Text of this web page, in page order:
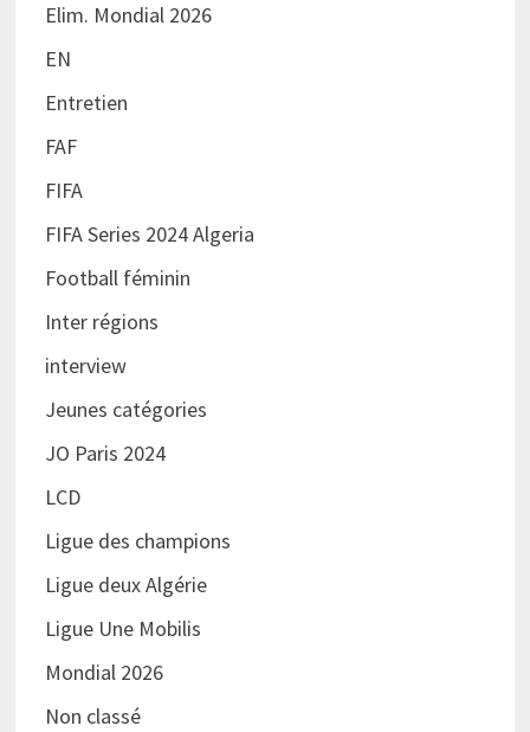
Elim. Mondial 2026
EN
Entretien
FAF
FIFA
FIFA Series 2024 Algeria
Football féminin
Inter régions
interview
Jeunes catégories
JO Paris 2024
LCD
Ligue des champions
Ligue deux Algérie
Ligue Une Mobilis
Mondial 2026
Non classé